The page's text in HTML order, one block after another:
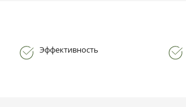
Эффективность